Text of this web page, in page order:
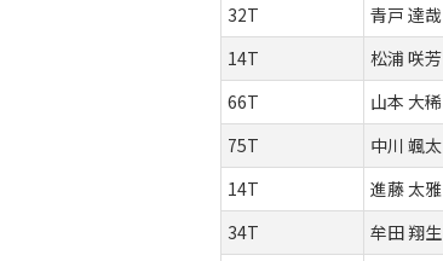
32T
青戸 達哉
14T
松浦 咲芳
66T
山本 大稀
75T
中川 颯太
14T
進藤 太雅
34T
牟田 翔生